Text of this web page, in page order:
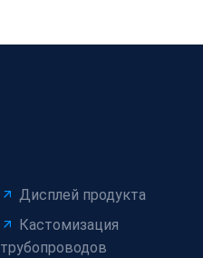
Дисплей продукта
Кастомизация
трубопроводов